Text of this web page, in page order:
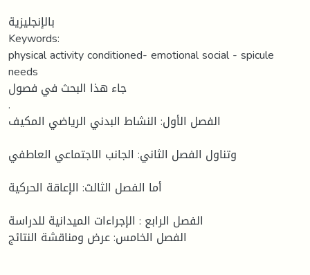
بالإنجليزية
Keywords:
physical activity conditioned- emotional social - spicule
needs
جاء هذا البحث في فصول
.
الفصل الأول: النشاط البدني الرياضي المكيف
وتناول الفصل الثاني: الجانب الاجتماعي العاطفي
أما الفصل الثالث: الإعاقة الحركية
الفصل الرابع : الإجراءات الميدانية للدراسة
الفصل الخامس: عرض ومناقشة النتائج